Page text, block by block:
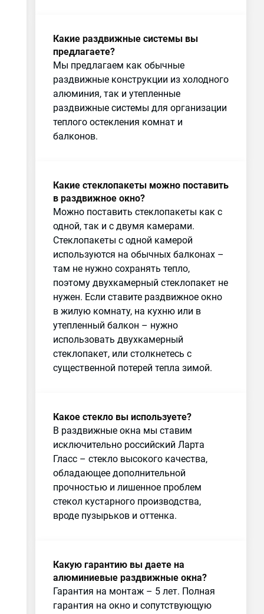
Какие раздвижные системы вы
предлагаете?
Мы предлагаем как обычные
раздвижные конструкции из холодного
алюминия, так и утепленные
раздвижные системы для организации
теплого остекления комнат и
балконов.
Какие стеклопакеты можно поставить
в раздвижное окно?
Можно поставить стеклопакеты как с
одной, так и с двумя камерами.
Стеклопакеты с одной камерой
используются на обычных балконах –
там не нужно сохранять тепло,
поэтому двухкамерный стеклопакет не
нужен. Если ставите раздвижное окно
в жилую комнату, на кухню или в
утепленный балкон – нужно
использовать двухкамерный
стеклопакет, или столкнетесь с
существенной потерей тепла зимой.
Какое стекло вы используете?
В раздвижные окна мы ставим
исключительно российский Ларта
Гласс – стекло высокого качества,
обладающее дополнительной
прочностью и лишенное проблем
стекол кустарного производства,
вроде пузырьков и оттенка.
Какую гарантию вы даете на
алюминиевые раздвижные окна?
Гарантия на монтаж – 5 лет. Полная
гарантия на окно и сопутствующую